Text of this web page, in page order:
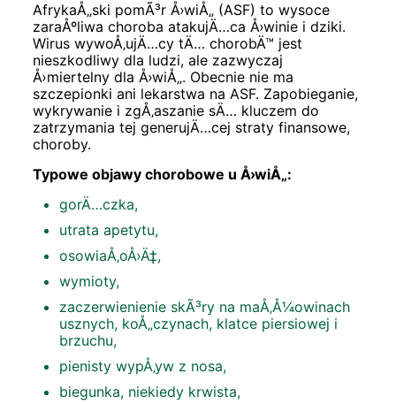
AfrykaÅ„ski pomÃ³r Å›wiÅ„ (ASF) to wysoce
zaraÅºliwa choroba atakujÄ…ca Å›winie i dziki.
Wirus wywoÅ‚ujÄ…cy tÄ… chorobÄ™ jest
nieszkodliwy dla ludzi, ale zazwyczaj
Å›miertelny dla Å›wiÅ„. Obecnie nie ma
szczepionki ani lekarstwa na ASF. Zapobieganie,
wykrywanie i zgÅ‚aszanie sÄ… kluczem do
zatrzymania tej generujÄ…cej straty finansowe,
choroby.
Typowe objawy chorobowe u Å›wiÅ„:
gorÄ…czka,
utrata apetytu,
osowiaÅ‚oÅ›Ä‡,
wymioty,
zaczerwienienie skÃ³ry na maÅ‚Å¼owinach
usznych, koÅ„czynach, klatce piersiowej i
brzuchu,
pienisty wypÅ‚yw z nosa,
biegunka, niekiedy krwista,